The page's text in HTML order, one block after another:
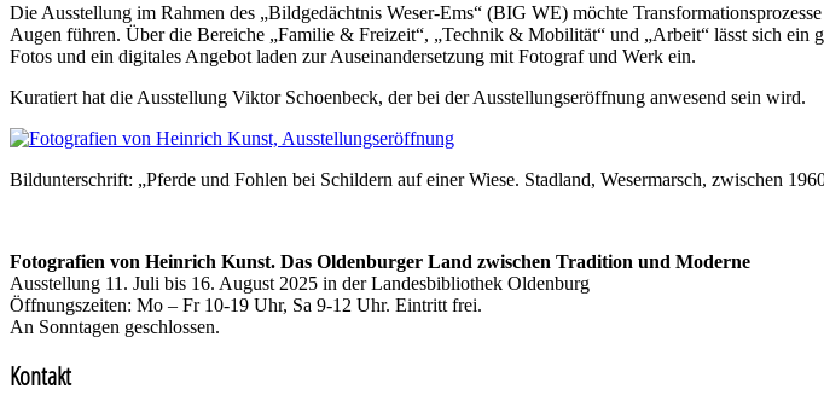
Die Ausstellung im Rahmen des „Bildgedächtnis Weser-Ems“ (BIG WE) möchte
Augen führen. Über die Bereiche „Familie & Freizeit“, „Technik & Mobilität“ und „Arbeit“ lässt sich
Fotos und ein digitales Angebot laden zur Auseinandersetzung mit Fotograf und Werk ein.
Kuratiert hat die Ausstellung Viktor Schoenbeck, der bei der Ausstellungseröffnung anwesend sein wird.
Bildunterschrift: „Pferde und Fohlen bei Schildern auf einer Wiese. Stadland, Wesermarsch, zwischen
Fotografien von Heinrich Kunst. Das Oldenburger Land zwischen Tradition und Moderne
Ausstellung 11. Juli bis 16. August 2025 in der Landesbibliothek Oldenburg
Öffnungszeiten: Mo – Fr 10-19 Uhr, Sa 9-12 Uhr. Eintritt frei.
An Sonntagen geschlossen.
Kontakt